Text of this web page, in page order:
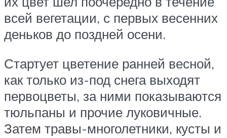
всей вегетации, с первых весенних
деньков до поздней осени.
Стартует цветение ранней весной,
как только из-под снега выходят
первоцветы, за ними показываются
тюльпаны и прочие луковичные.
Затем травы-многолетники, кусты и